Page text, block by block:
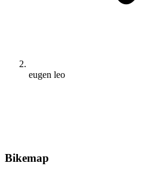
eugen leo
Bikemap